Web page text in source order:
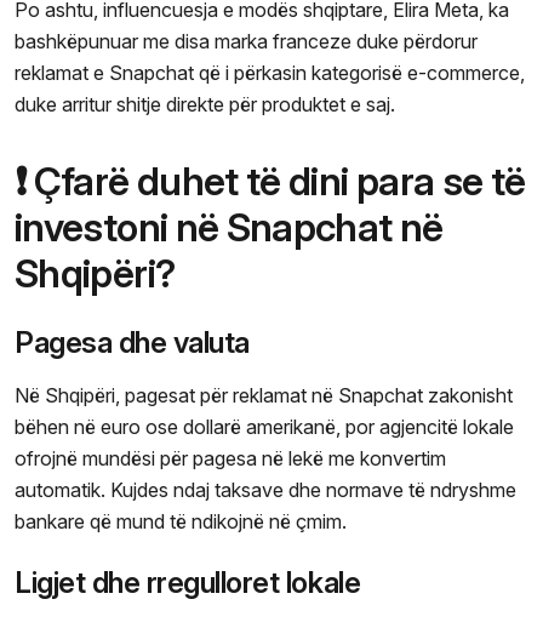
Po ashtu, influencuesja e modës shqiptare, Elira Meta, ka
bashkëpunuar me disa marka franceze duke përdorur
reklamat e Snapchat që i përkasin kategorisë e-commerce,
duke arritur shitje direkte për produktet e saj.
❗ Çfarë duhet të dini para se të
investoni në Snapchat në
Shqipëri?
Pagesa dhe valuta
Në Shqipëri, pagesat për reklamat në Snapchat zakonisht
bëhen në euro ose dollarë amerikanë, por agjencitë lokale
ofrojnë mundësi për pagesa në lekë me konvertim
automatik. Kujdes ndaj taksave dhe normave të ndryshme
bankare që mund të ndikojnë në çmim.
Ligjet dhe rregulloret lokale